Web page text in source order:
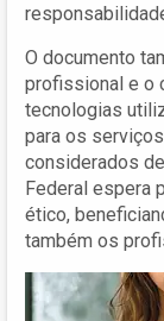
O documento
profissional e o
tecnologias
para os
considerados
Federal espera
ético,
também os